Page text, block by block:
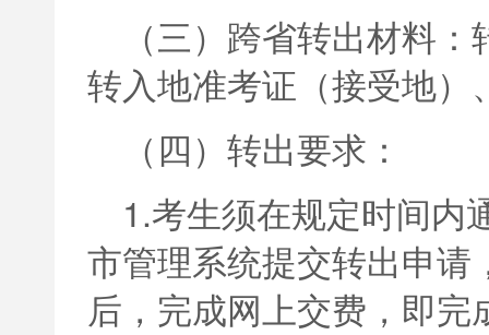
（三）跨省转出材料
转入地准考证（接受地）
（四）转出要求：
1.考生须在规定时间内
市管理系统提交转出申
后，完成网上交费，即